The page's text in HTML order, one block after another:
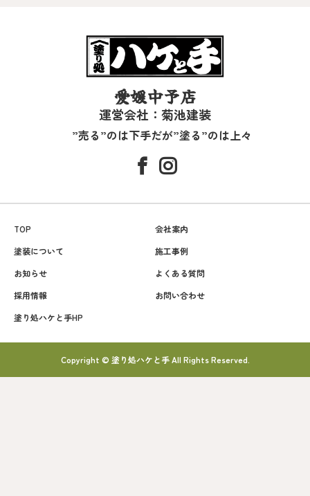
愛媛中予店
運営会社：菊池建装
”売る”のは下手だが”塗る”のは上々
TOP
会社案内
塗装について
施工事例
お知らせ
よくある質問
採用情報
お問い合わせ
塗り処ハケと手HP
Copyright © 塗り処ハケと手 All Rights Reserved.